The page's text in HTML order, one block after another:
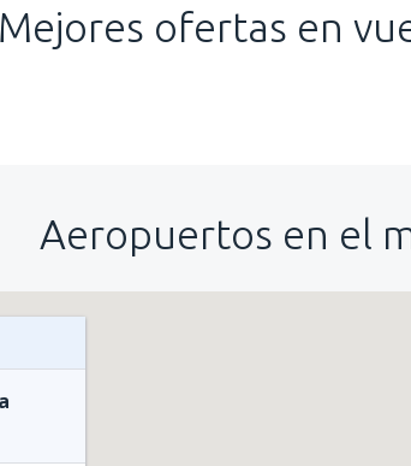
Mejores ofertas en
Aeropuertos en el